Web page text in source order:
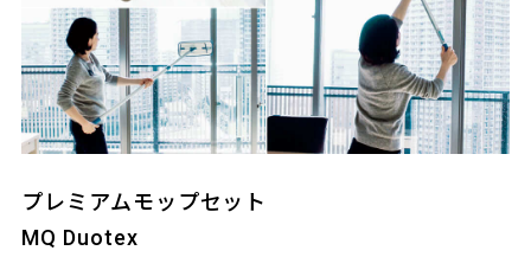
プレミアムモップセット
MQ Duotex